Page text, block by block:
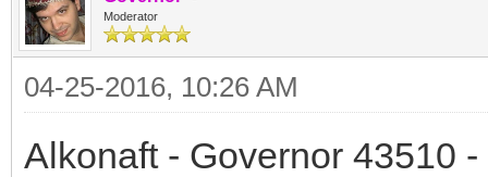
Moderator
04-25-2016, 10:26 AM
Alkonaft - Governor 43510